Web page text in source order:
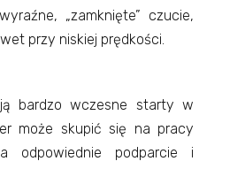
„zamknięte” czucie,
przy niskiej prędkości.
bardzo wczesne starty w
może skupić się na pracy
odpowiednie podparcie i